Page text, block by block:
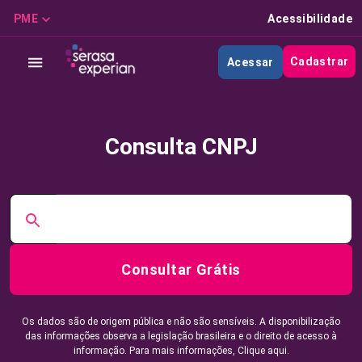
PME Acessibilidade
Acessar Cadastrar
Consulta CNPJ
Consultar Grátis
Os dados são de origem pública e não são sensíveis. A disponibilização
das informações observa a legislação brasileira e o direito de acesso à
informação. Para mais informações, Clique aqui.